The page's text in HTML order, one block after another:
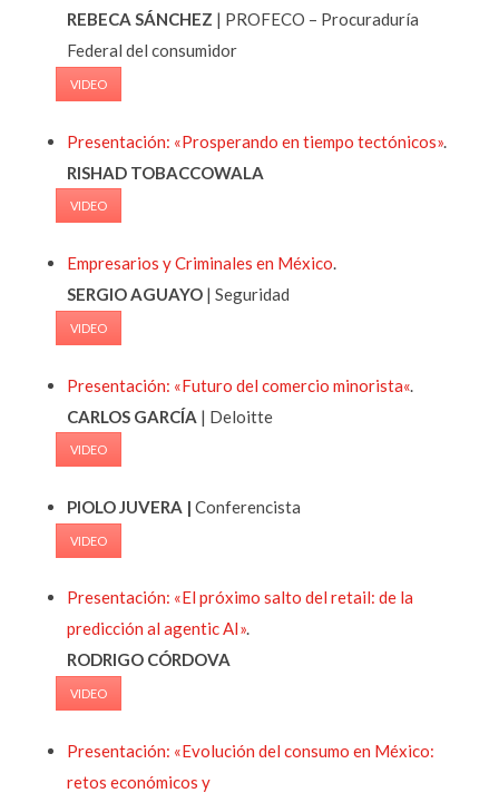
REBECA SÁNCHEZ | PROFECO – Procuraduría
Federal del consumidor
VIDEO
Presentación: «Prosperando en tiempo tectónicos».
RISHAD TOBACCOWALA
VIDEO
Empresarios y Criminales en México.
SERGIO AGUAYO | Seguridad
VIDEO
Presentación: «Futuro del comercio minorista«
CARLOS GARCÍA | Deloitte
VIDEO
PIOLO JUVERA | Conferencista
VIDEO
Presentación: «El próximo salto del retail: de la
predicción al agentic AI».
RODRIGO CÓRDOVA
VIDEO
Presentación: «Evolución del consumo en México:
retos económicos y